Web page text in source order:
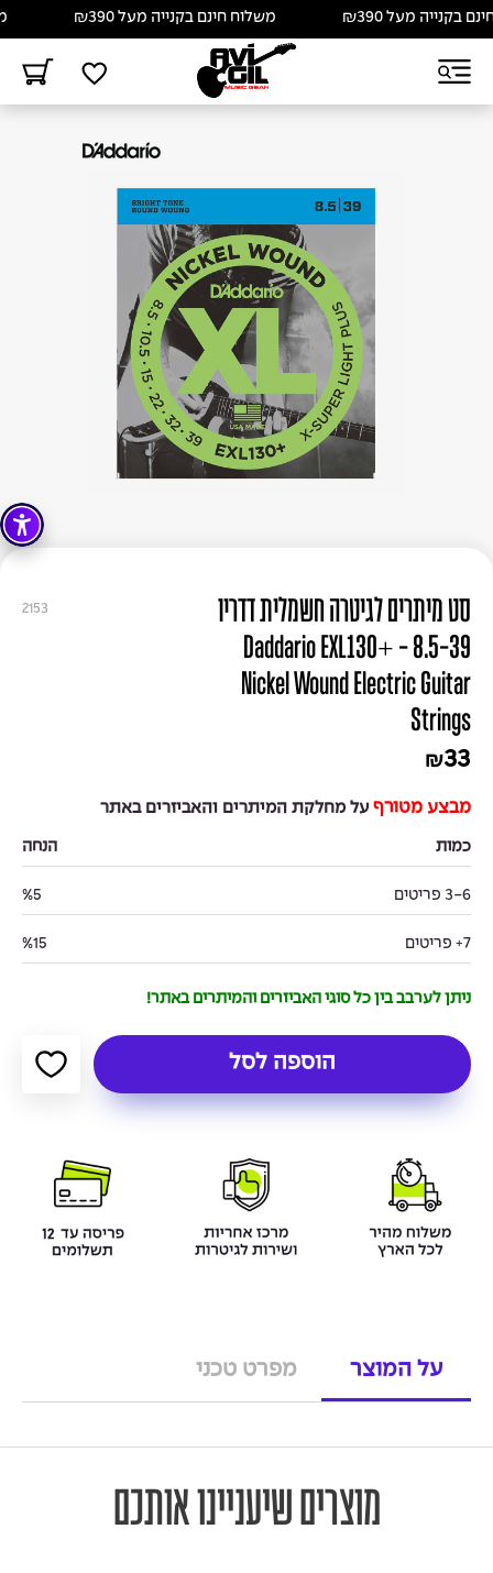
בקנייה מעל ₪390 משלוח חינם בקנייה מעל ₪390
2153
סט מיתרים לגיטרה חשמלית דדריו
8.5-39 - Daddario EXL130+
Nickel Wound Electric Guitar
Strings
₪33
מבצע מטורף על מחלקת המיתרים והאביזרים באתר
כמות הנחה
3-6 פריטים %5
7+ פריטים %15
ניתן לערבב בין כל סוגי האביזרים והמיתרים באתר!
הוספה לסל
על המוצר מפרט טכני
מוצרים שיעניינו אותכם